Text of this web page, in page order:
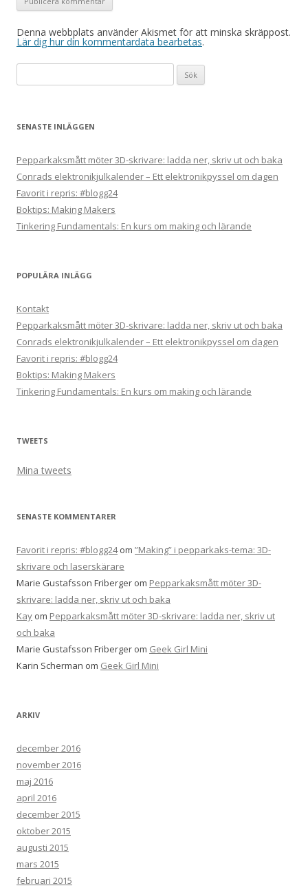
Denna webbplats använder Akismet för att minska skräppost.
Lär dig hur din kommentardata bearbetas.
efter:
SENASTE INLÄGGEN
Pepparkaksmått möter 3D-skrivare: ladda ner, skriv ut och baka
Conrads elektronikjulkalender – Ett elektronikpyssel om dagen
Favorit i repris: #blogg24
Boktips: Making Makers
Tinkering Fundamentals: En kurs om making och lärande
POPULÄRA INLÄGG
Kontakt
Pepparkaksmått möter 3D-skrivare: ladda ner, skriv ut och baka
Conrads elektronikjulkalender – Ett elektronikpyssel om dagen
Favorit i repris: #blogg24
Boktips: Making Makers
Tinkering Fundamentals: En kurs om making och lärande
TWEETS
Mina tweets
SENASTE KOMMENTARER
Favorit i repris: #blogg24om ”Making” i pepparkaks-tema: 3D-
skrivare och laserskärare
Marie Gustafsson Friberger om Pepparkaksmått möter 3D-
skrivare: ladda ner, skriv ut och baka
Kay om Pepparkaksmått möter 3D-skrivare: ladda ner, skriv ut
och baka
Marie Gustafsson Friberger om Geek Girl Mini
Karin Scherman om Geek Girl Mini
ARKIV
december 2016
november 2016
maj 2016
april 2016
december 2015
oktober 2015
augusti 2015
mars 2015
februari 2015